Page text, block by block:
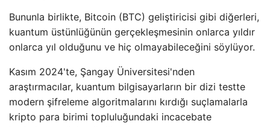
Bununla birlikte, Bitcoin (BTC) geliştiricisi gibi diğerleri,
kuantum üstünlüğünün gerçekleşmesinin onlarca yıldır
onlarca yıl olduğunu ve hiç olmayabileceğini söylüyor.
Kasım 2024'te, Şangay Üniversitesi'nden
araştırmacılar, kuantum bilgisayarların bir dizi testte
modern şifreleme algoritmalarını kırdığı suçlamalarla
kripto para birimi topluluğundaki incacebate